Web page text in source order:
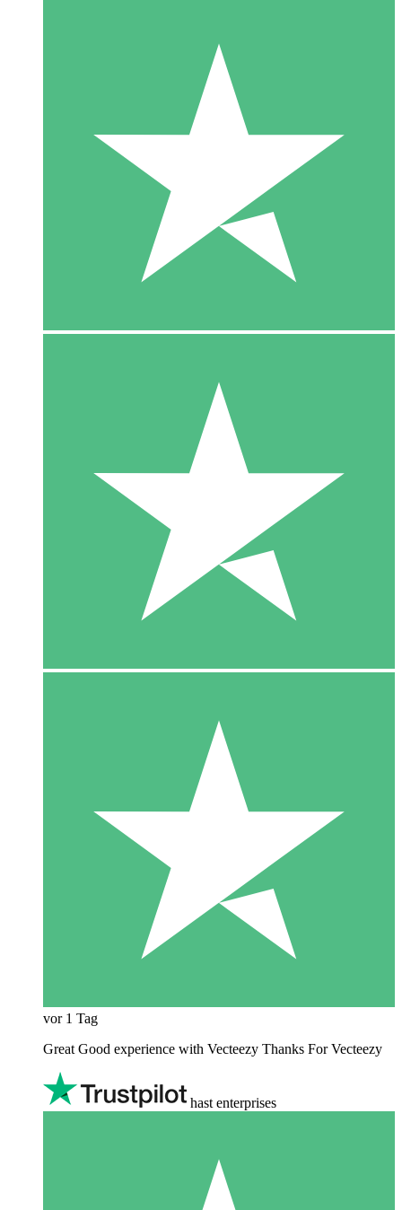
vor 1 Tag
Great Good experience with Vecteezy Thanks For Vecteezy
hast enterprises